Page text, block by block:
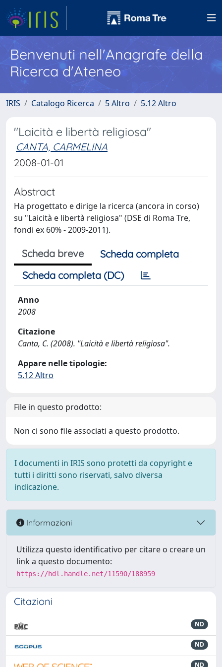
Benvenuti nell'Anagrafe della
Ricerca d'Ateneo
IRIS Catalogo Ricerca 5 Altro 5.12 Altro
"Laicità e libertà religiosa"
CANTA, CARMELINA
2008-01-01
Abstract
Ha progettato e dirige la ricerca (ancora in corso)
su "Laicità e libertà religiosa" (DSE di Roma Tre,
fondi ex 60% - 2009-2011).
Scheda breve
Scheda completa
Scheda completa (DC)
Anno
2008
Citazione
Canta, C. (2008). "Laicità e libertà religiosa".
Appare nelle tipologie:
5.12 Altro
File in questo prodotto:
Non ci sono file associati a questo prodotto.
I documenti in IRIS sono protetti da copyright e
tutti i diritti sono riservati, salvo diversa
indicazione.
Informazioni
Utilizza questo identificativo per citare o creare un
link a questo documento:
https://hdl.handle.net/11590/188959
Citazioni
ND
ND
ND